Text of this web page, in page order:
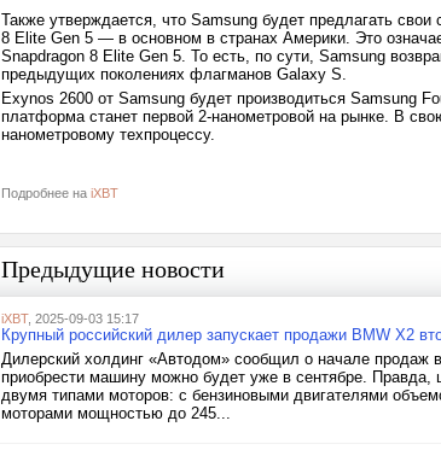
Также утверждается, что Samsung будет предлагать
8 Elite Gen 5 — в основном в странах Америки. Это
Snapdragon 8 Elite Gen 5. То есть, по сути, Samsung
предыдущих поколениях флагманов Galaxy S.
Exynos 2600 от Samsung будет производиться Samsung
платформа станет первой 2-нанометровой на рынке. В
нанометровому техпроцессу.
Подробнее на iXBT
Предыдущие новости
iXBT, 2025-09-03 15:17
Крупный российский дилер запускает продажи BMW X2
Дилерский холдинг «Автодом» сообщил о начале продаж
приобрести машину можно будет уже в сентябре.
двумя типами моторов: с бензиновыми двигателями
моторами мощностью до 245...